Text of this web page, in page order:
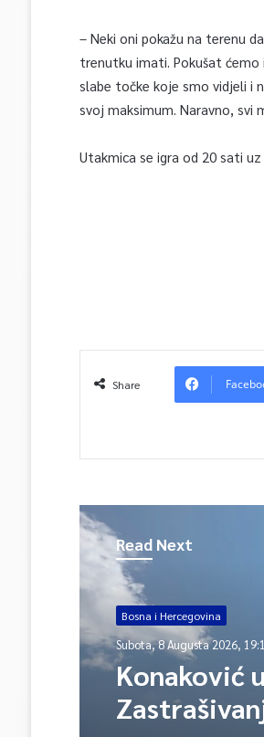
– Neki oni pokažu na terenu
trenutku imati. Pokušat ćemo
slabe točke koje smo vidjeli i
svoj maksimum. Naravno, svi
Utakmica se igra od 20 sati
Share
Read Next
Bosna i Hercegovina
Subota, 8 Augusta 2026,
Konaković